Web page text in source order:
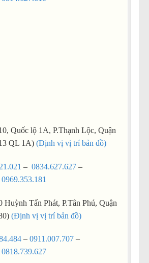
Quốc lộ 1A, P.Thạnh Lộc, Quận
QL 1A) (Định vị vị trí bản đồ)
– 0834.627.627 –
0969.353.181
Huỳnh Tấn Phát, P.Tân Phú, Quận
(Định vị vị trí bản đồ)
– 0911.007.707 –
0818.739.627